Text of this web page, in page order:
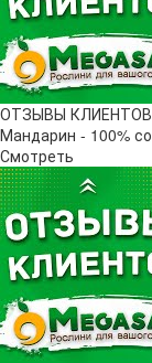
ОТЗЫВЫ КЛИЕНТОВ
Мандарин - 100%
Смотреть